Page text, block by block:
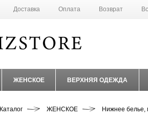
Доставка Оплата Возврат
ЖЕНСКОЕ ВЕРХНЯЯ ОДЕЖДА
Каталог ЖЕНСКОЕ Нижнее белье,